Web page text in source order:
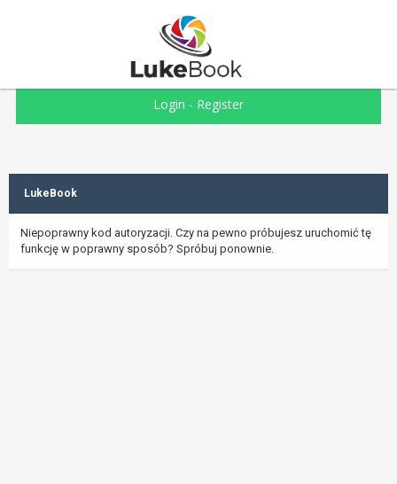
Login - Register
LukeBook
Niepoprawny kod autoryzacji. Czy na pewno próbujesz uruchomić tę
funkcję w poprawny sposób? Spróbuj ponownie.